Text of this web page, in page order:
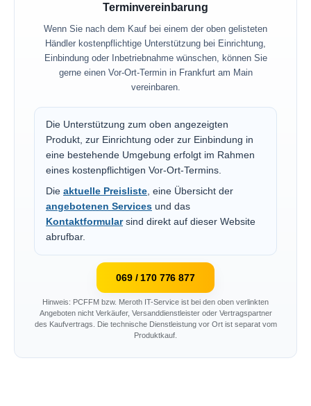
Terminvereinbarung
Wenn Sie nach dem Kauf bei einem der oben gelisteten
Händler kostenpflichtige Unterstützung bei Einrichtung,
Einbindung oder Inbetriebnahme wünschen, können Sie
gerne einen Vor-Ort-Termin in Frankfurt am Main
vereinbaren.
Die Unterstützung zum oben angezeigten
Produkt, zur Einrichtung oder zur Einbindung in
eine bestehende Umgebung erfolgt im Rahmen
eines kostenpflichtigen Vor-Ort-Termins.
Die aktuelle Preisliste , eine Übersicht der
angebotenen Services und das
Kontaktformularsind direkt auf dieser Website
abrufbar.
069 / 170 776 877
Hinweis: PCFFM bzw. Meroth IT-Service ist bei den oben verlinkten
Angeboten nicht Verkäufer, Versanddienstleister oder Vertragspartner
des Kaufvertrags. Die technische Dienstleistung vor Ort ist separat vom
Produktkauf.